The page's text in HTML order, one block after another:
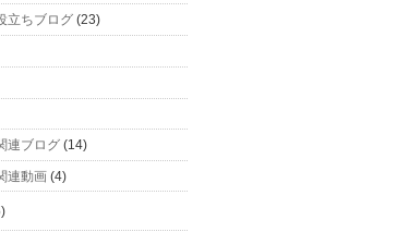
立ちブログ (23)
連ブログ (14)
連動画 (4)